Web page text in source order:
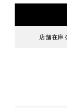
店舗在庫